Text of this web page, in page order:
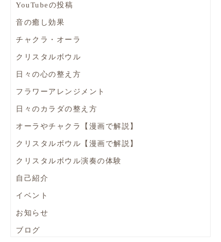
YouTubeの投稿
音の癒し効果
チャクラ・オーラ
クリスタルボウル
日々の心の整え方
フラワーアレンジメント
日々のカラダの整え方
オーラやチャクラ【漫画で解説】
クリスタルボウル【漫画で解説】
クリスタルボウル演奏の体験
自己紹介
イベント
お知らせ
ブログ